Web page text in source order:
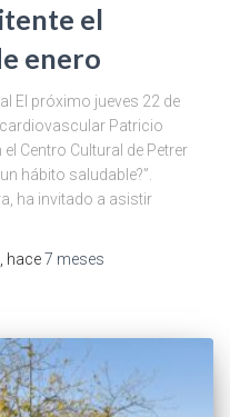
el
enero
El próximo jueves 22 de
Patricio
Centro Cultural de Petrer
hábito saludable?”.
ha invitado a asistir
, hace7 meses